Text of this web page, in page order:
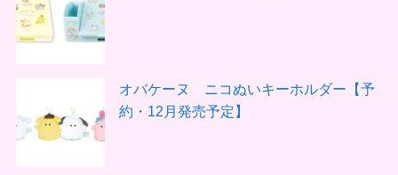
オバケーヌ ニコぬいキーホルダー【予
約・12月発売予定】